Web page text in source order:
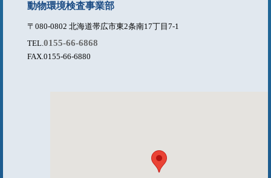
動物環境検査事業部
〒080-0802 北海道帯広市東2条南17丁目7-1
TEL. 0155-66-6868
FAX.0155-66-6880